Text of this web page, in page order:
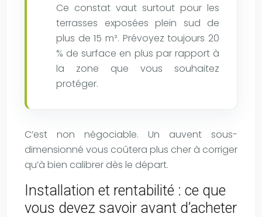
Ce constat vaut surtout pour les
terrasses exposées plein sud de
plus de 15 m². Prévoyez toujours 20
% de surface en plus par rapport à
la zone que vous souhaitez
protéger.
C’est non négociable. Un auvent sous-
dimensionné vous coûtera plus cher à corriger
qu’à bien calibrer dès le départ.
Installation et rentabilité : ce que
vous devez savoir avant d’acheter